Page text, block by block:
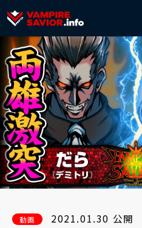
動画 2021.01.30 公開